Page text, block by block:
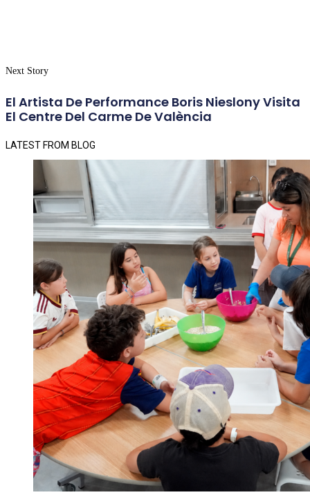
Next Story
El Artista De Performance Boris Nieslony Visita
El Centre Del Carme De València
LATEST FROM BLOG